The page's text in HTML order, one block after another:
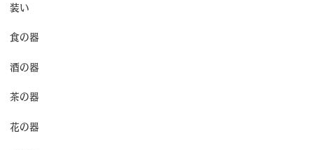
装い
食の器
酒の器
茶の器
花の器